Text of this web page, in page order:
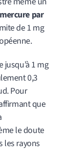
par
de 1 mg
1 mg
0,3
Pour
que
le doute
les rayons